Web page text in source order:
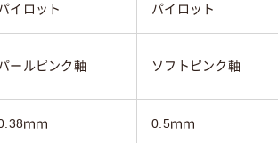
パイロット パイロット
パールピンク軸 ソフトピンク軸
ｍｍ 0.5ｍｍ